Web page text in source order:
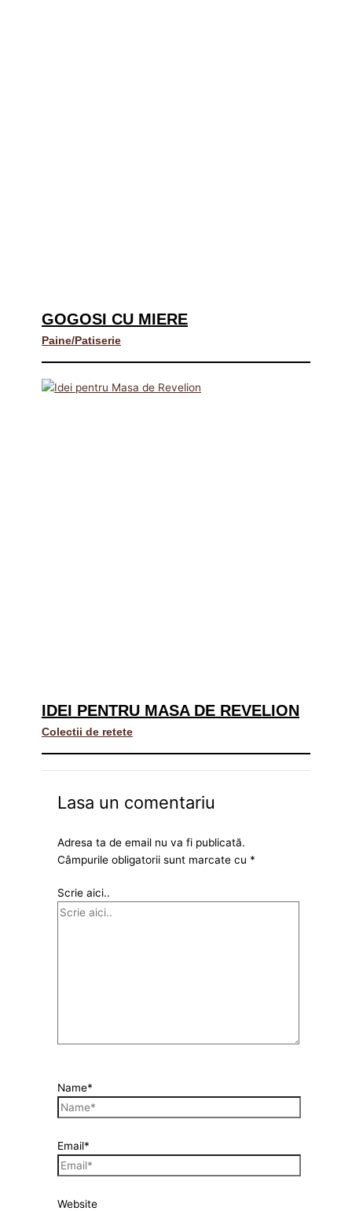
GOGOSI CU MIERE
Paine/Patiserie
IDEI PENTRU MASA DE REVELION
Colectii de retete
Lasa un comentariu
Adresa ta de email nu va fi publicată.
Câmpurile obligatorii sunt marcate cu *
Scrie aici..
Name*
Email*
Website